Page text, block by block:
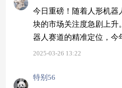
今日重磅！随着人形机器
块的市场关注度急剧上升
器人赛道的精准定位，今
1%，并占据全市场前5的
2025-03-26 13:22
特别56